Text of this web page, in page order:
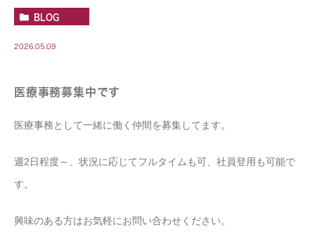
BLOG
2026.05.09
医療事務募集中です
医療事務として一緒に働く仲間を募集してます。
週2日程度～、状況に応じてフルタイムも可、社員登用も可能で
す。
興味のある方はお気軽にお問い合わせください。